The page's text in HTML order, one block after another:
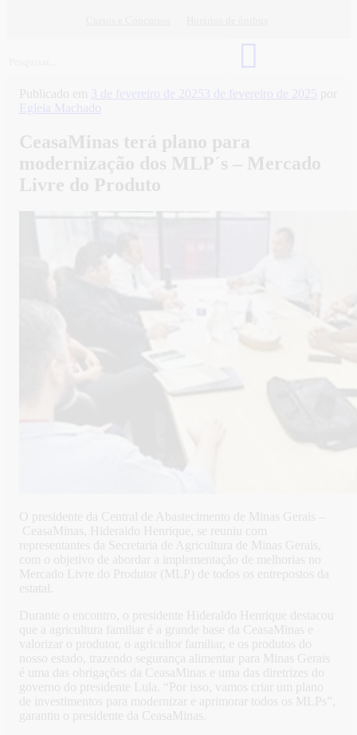
Publicado em 3 de fevereiro de 2025 3 de fevereiro de 2025 por
Egleia Machado
CeasaMinas terá plano para
modernização dos MLP´s – Mercado
Livre do Produto
O presidente da Central de Abastecimento de Minas Gerais –
CeasaMinas, Hideraldo Henrique, se reuniu com
representantes da Secretaria de Agricultura de Minas Gerais,
com o objetivo de abordar a implementação de melhorias no
Mercado Livre do Produtor (MLP) de todos os entrepostos da
estatal.
Durante o encontro, o presidente Hideraldo Henrique destacou
que a agricultura familiar é a grande base da CeasaMinas e
valorizar o produtor, o agricultor familiar, e os produtos do
nosso estado, trazendo segurança alimentar para Minas Gerais
é uma das obrigações da CeasaMinas e uma das diretrizes do
governo do presidente Lula. “Por isso, vamos criar um plano
de investimentos para modernizar e aprimorar todos os MLPs”,
garantiu o presidente da CeasaMinas.